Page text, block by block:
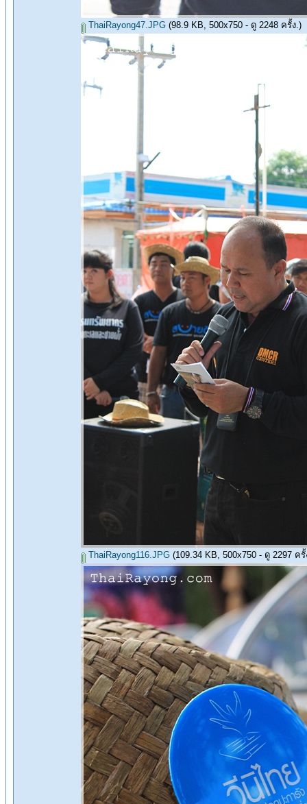
ThaiRayong47.JPG (98.9 KB, 500x750 - ดู 2248 ครั้ง.)
ThaiRayong116.JPG (109.34 KB, 500x750 - ดู 2297 ครั้